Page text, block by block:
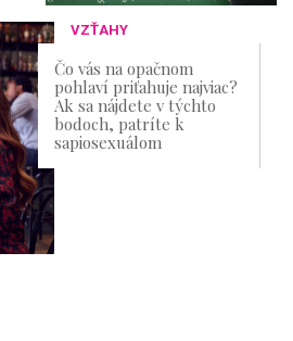
VZŤAHY
Čo vás na opačnom
pohlaví priťahuje najviac?
Ak sa nájdete v týchto
bodoch, patríte k
sapiosexuálom